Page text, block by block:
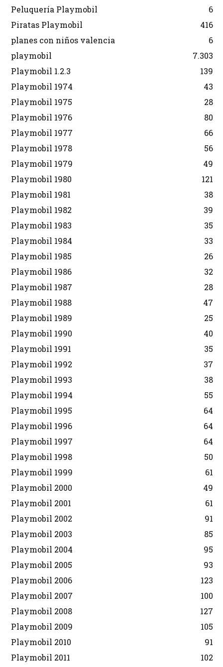
Peluquería Playmobil
6
Piratas Playmobil
416
planes con niños valencia
6
playmobil
7.303
Playmobil 1.2.3
139
Playmobil 1974
43
Playmobil 1975
28
Playmobil 1976
80
Playmobil 1977
66
Playmobil 1978
56
Playmobil 1979
49
Playmobil 1980
121
Playmobil 1981
38
Playmobil 1982
39
Playmobil 1983
35
Playmobil 1984
33
Playmobil 1985
26
Playmobil 1986
32
Playmobil 1987
28
Playmobil 1988
47
Playmobil 1989
25
Playmobil 1990
40
Playmobil 1991
35
Playmobil 1992
37
Playmobil 1993
38
Playmobil 1994
55
Playmobil 1995
64
Playmobil 1996
64
Playmobil 1997
64
Playmobil 1998
50
Playmobil 1999
61
Playmobil 2000
49
Playmobil 2001
61
Playmobil 2002
91
Playmobil 2003
85
Playmobil 2004
95
Playmobil 2005
93
Playmobil 2006
123
Playmobil 2007
100
Playmobil 2008
127
Playmobil 2009
105
Playmobil 2010
91
Playmobil 2011
102